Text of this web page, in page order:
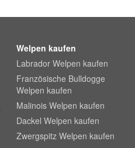
Welpen kaufen
Labrador Welpen kaufen
Französische Bulldogge
Welpen kaufen
Malinois Welpen kaufen
Dackel Welpen kaufen
Zwergspitz Welpen kaufen